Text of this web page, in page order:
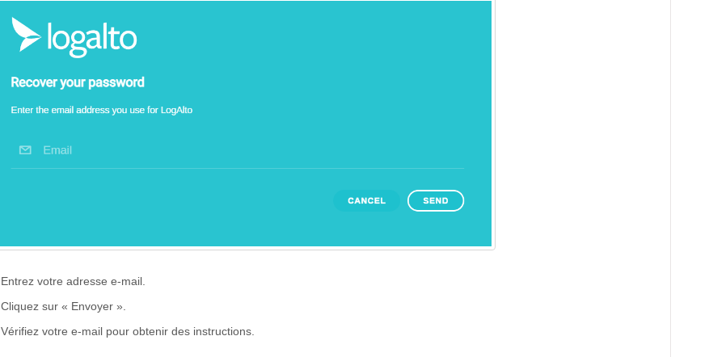
Entrez votre adresse e-mail.
Cliquez sur « Envoyer ».
Vérifiez votre e-mail pour obtenir des instructions.